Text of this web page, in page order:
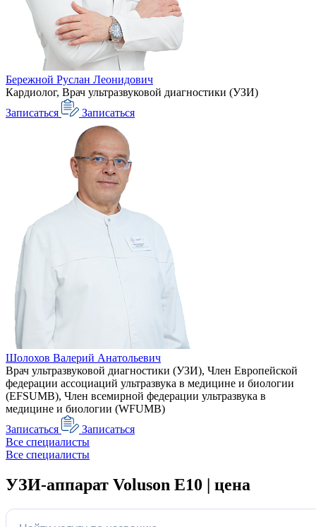
Бережной Руслан Леонидович
Кардиолог, Врач ультразвуковой диагностики (УЗИ)
Записаться
Записаться
Шолохов Валерий Анатольевич
Врач ультразвуковой диагностики (УЗИ), Член Европейской
федерации ассоциаций ультразвука в медицине и биологии
(EFSUMB), Член всемирной федерации ультразвука в
медицине и биологии (WFUMB)
Записаться
Записаться
Все специалисты
Все специалисты
УЗИ-аппарат Voluson E10 | цена